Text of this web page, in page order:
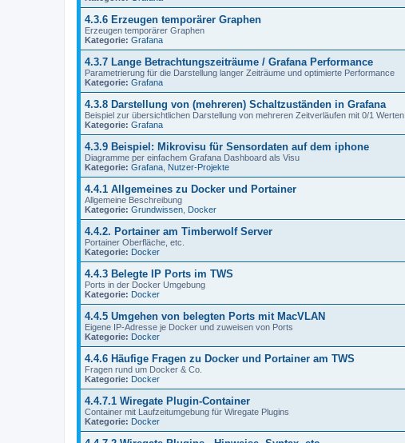
4.3.6 Erzeugen temporärer Graphen
Erzeugen temporärer Graphen
Kategorie: Grafana
4.3.7 Lange Betrachtungszeiträume / Grafana Performance
Parametrierung für die Darstellung langer Zeiträume und optimierte Performance
Kategorie: Grafana
4.3.8 Darstellung von (mehreren) Schaltzuständen in Grafana
Beispiel zur übersichtlichen Darstellung von mehreren Zeitverläufen mit 0/1 Werten
Kategorie: Grafana
4.3.9 Beispiel: Mikrovisu für Sensordaten auf dem iphone
Diagramme per einfachem Grafana Dashboard als Visu
Kategorie: Grafana Nutzer-Projekte
4.4.1 Allgemeines zu Docker und Portainer
Allgemeine Beschreibung
Kategorie: Grundwissen Docker
4.4.2. Portainer am Timberwolf Server
Portainer Oberfläche, etc.
Kategorie: Docker
4.4.3 Belegte IP Ports im TWS
Ports in der Docker Umgebung
Kategorie: Docker
4.4.5 Umgehen von belegten Ports mit MacVLAN
Eigene IP-Adresse je Docker und zuweisen von Ports
Kategorie: Docker
4.4.6 Häufige Fragen zu Docker und Portainer am TWS
Fragen rund um Docker & Co.
Kategorie: Docker
4.4.7.1 Wiregate Plugin-Container
Container mit Laufzeitumgebung für Wiregate Plugins
Kategorie: Docker